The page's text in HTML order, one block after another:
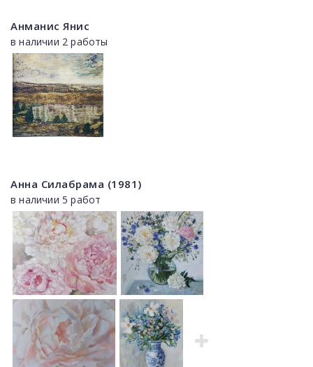
Анманис Янис
в наличии 2 работы
Анна Силабрама (1981)
в наличии 5 работ